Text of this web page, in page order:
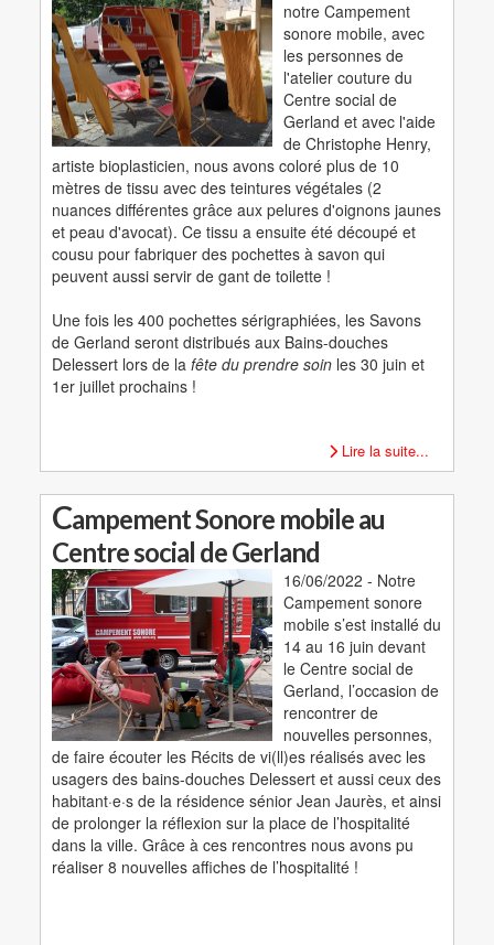
notre Campement
sonore mobile, avec
les personnes de
l'atelier couture du
Centre social de
Gerland et avec l'aide
de Christophe Henry,
artiste bioplasticien, nous avons coloré plus de 10
mètres de tissu avec des teintures végétales (2
nuances différentes grâce aux pelures d'oignons jaunes
et peau d'avocat). Ce tissu a ensuite été découpé et
cousu pour fabriquer des pochettes à savon qui
peuvent aussi servir de gant de toilette !
Une fois les 400 pochettes sérigraphiées, les Savons
de Gerland seront distribués aux Bains-douches
Delessert lors de lafête du prendre soin les 30 juin et
1er juillet prochains !
Lire la suite...
Campement Sonore mobile au
Centre social de Gerland
16/06/2022 - Notre
Campement sonore
mobile s’est installé du
14 au 16 juin devant
le Centre social de
Gerland, l’occasion de
rencontrer de
nouvelles personnes,
de faire écouter les Récits de vi(ll)es réalisés avec les
usagers des bains-douches Delessert et aussi ceux des
habitant·e·s de la résidence sénior Jean Jaurès, et ainsi
de prolonger la réflexion sur la place de l’hospitalité
dans la ville. Grâce à ces rencontres nous avons pu
réaliser 8 nouvelles affiches de l’hospitalité !